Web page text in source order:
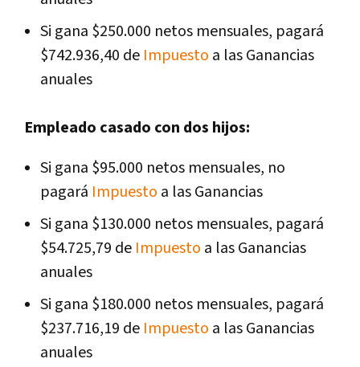
Si gana $250.000 netos mensuales, pagará
$742.936,40 de Impuesto a las Ganancias
anuales
Empleado casado con dos hijos:
Si gana $95.000 netos mensuales, no
pagará Impuesto a las Ganancias
Si gana $130.000 netos mensuales, pagará
$54.725,79 de Impuesto a las Ganancias
anuales
Si gana $180.000 netos mensuales, pagará
$237.716,19 de Impuesto a las Ganancias
anuales